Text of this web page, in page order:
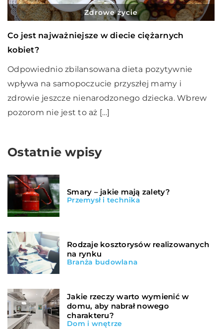
Zdrowe życie
Co jest najważniejsze w diecie ciężarnych
kobiet?
Odpowiednio zbilansowana dieta pozytywnie
wpływa na samopoczucie przyszłej mamy i
zdrowie jeszcze nienarodzonego dziecka. Wbrew
pozorom nie jest to aż […]
Ostatnie wpisy
Smary – jakie mają zalety?
Przemysł i technika
Rodzaje kosztorysów realizowanych
na rynku
Branża budowlana
Jakie rzeczy warto wymienić w
domu, aby nabrał nowego
charakteru?
Dom i wnętrze